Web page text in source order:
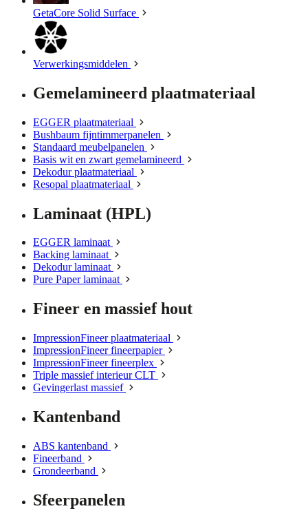
GetaCore Solid Surface
Verwerkingsmiddelen
Gemelamineerd plaatmateriaal
EGGER plaatmateriaal
Bushbaum fijntimmerpanelen
Standaard meubelpanelen
Basis wit en zwart gemelamineerd
Dekodur plaatmateriaal
Resopal plaatmateriaal
Laminaat (HPL)
EGGER laminaat
Backing laminaat
Dekodur laminaat
Pure Paper laminaat
Fineer en massief hout
ImpressionFineer plaatmateriaal
ImpressionFineer fineerpapier
ImpressionFineer fineerplex
Triple massief interieur CLT
Gevingerlast massief
Kantenband
ABS kantenband
Fineerband
Grondeerband
Sfeerpanelen